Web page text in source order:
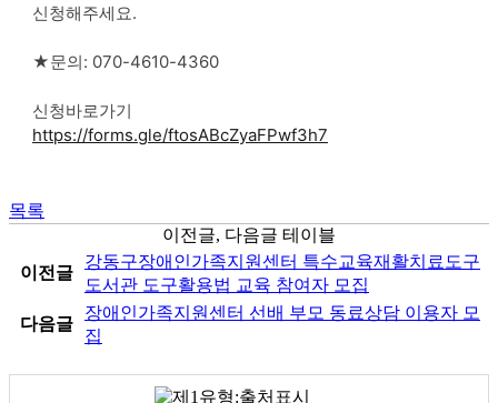
신청해주세요.
★문의: 070-4610-4360
신청바로가기
https://forms.gle/ftosABcZyaFPwf3h7
목록
이전글, 다음글 테이블
이전글
강동구장애인가족지원센터 특수교육재활치료도구
도서관 도구활용법 교육 참여자 모집
다음글
장애인가족지원센터 선배 부모 동료상담 이용자 모
집